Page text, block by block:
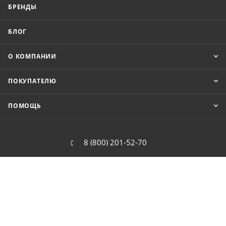
БРЕНДЫ
БЛОГ
О КОМПАНИИ
ПОКУПАТЕЛЮ
ПОМОЩЬ
8 (800) 201-52-70
order@cit.ru